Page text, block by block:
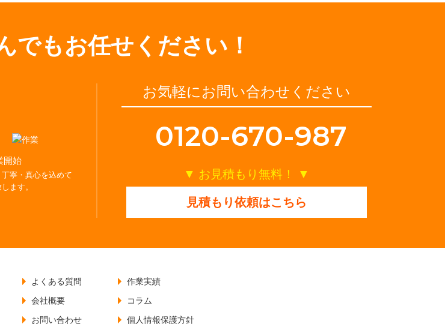
でもお任せください！
開始
寧・真心を込めて
ます。
お気軽にお問い合わせください
0120-670-987
お見積もり無料！
見積もり依頼はこちら
よくある質問
会社概要
お問い合わせ
作業実績
コラム
個人情報保護方針